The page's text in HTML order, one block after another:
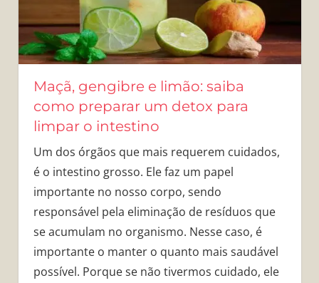
Maçã, gengibre e limão: saiba
como preparar um detox para
limpar o intestino
Um dos órgãos que mais requerem cuidados,
é o intestino grosso. Ele faz um papel
importante no nosso corpo, sendo
responsável pela eliminação de resíduos que
se acumulam no organismo. Nesse caso, é
importante o manter o quanto mais saudável
possível. Porque se não tivermos cuidado, ele